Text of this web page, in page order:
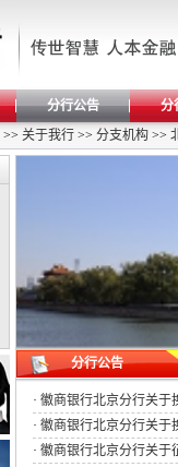
分行公告
分
>> 关于我行 >> 分支机构 >>
分行公告
· 徽商银行北京分行关于
· 徽商银行北京分行关于
· 徽商银行北京分行关于